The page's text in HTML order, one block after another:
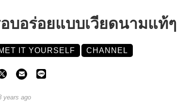
บอร่อยแบบเวียดนามแท้ๆ
IT YOURSELF CHANNEL
years ago